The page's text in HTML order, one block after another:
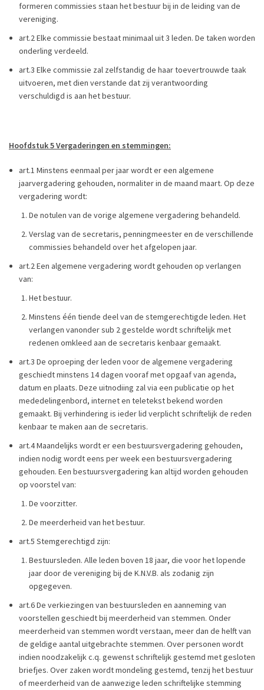
formeren commissies staan het bestuur bij in de leiding van de
vereniging.
art.2 Elke commissie bestaat minimaal uit 3 leden. De taken worden
onderling verdeeld.
art.3 Elke commissie zal zelfstandig de haar toevertrouwde taak
uitvoeren, met dien verstande dat zij verantwoording
verschuldigd is aan het bestuur.
Hoofdstuk 5 Vergaderingen en stemmingen:
art.1 Minstens eenmaal per jaar wordt er een algemene
jaarvergadering gehouden, normaliter in de maand maart. Op deze
vergadering wordt:
De notulen van de vorige algemene vergadering behandeld.
Verslag van de secretaris, penningmeester en de verschillende
commissies behandeld over het afgelopen jaar.
art.2 Een algemene vergadering wordt gehouden op verlangen
van:
Het bestuur.
Minstens één tiende deel van de stemgerechtigde leden. Het
verlangen vanonder sub 2 gestelde wordt schriftelijk met
redenen omkleed aan de secretaris kenbaar gemaakt.
art.3 De oproeping der leden voor de algemene vergadering
geschiedt minstens 14 dagen vooraf met opgaaf van agenda,
datum en plaats. Deze uitnodiing zal via een publicatie op het
mededelingenbord, internet en teletekst bekend worden
gemaakt. Bij verhindering is ieder lid verplicht schriftelijk de reden
kenbaar te maken aan de secretaris.
art.4 Maandelijks wordt er een bestuursvergadering gehouden,
indien nodig wordt eens per week een bestuursvergadering
gehouden. Een bestuursvergadering kan altijd worden gehouden
op voorstel van:
De voorzitter.
De meerderheid van het bestuur.
art.5 Stemgerechtigd zijn:
Bestuursleden. Alle leden boven 18 jaar, die voor het lopende
jaar door de vereniging bij de K.N.V.B. als zodanig zijn
opgegeven.
art.6 De verkiezingen van bestuursleden en aanneming van
voorstellen geschiedt bij meerderheid van stemmen. Onder
meerderheid van stemmen wordt verstaan, meer dan de helft van
de geldige aantal uitgebrachte stemmen. Over personen wordt
indien noodzakelijk c.q. gewenst schriftelijk gestemd met gesloten
briefjes. Over zaken wordt mondeling gestemd, tenzij het bestuur
of meerderheid van de aanwezige leden schriftelijke stemming